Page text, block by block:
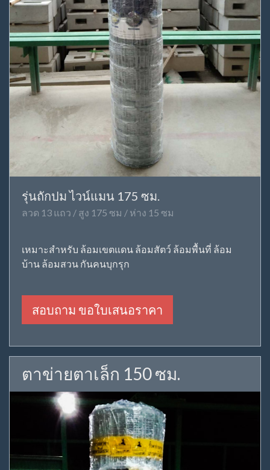
รุ่นถักปม ไวน์แมน 175 ซม.
ลวด 13 แถว / สูง 175 ซม / ห่าง 15 ซม
เหมาะสำหรับ ล้อมเขตแดน ล้อมสัตว์ ล้อมพื้นที่ ล้อม
บ้าน ล้อมสวน กันคนบุกรุก
สอบถาม ขอใบเสนอราคา
ตาข่ายตาเล็ก 150 ซม.